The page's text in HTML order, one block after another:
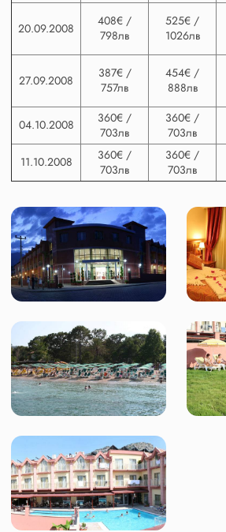
20.09.2008
408€ /
798лв
525€ /
1026лв
27.09.2008
387€ /
757лв
454€ /
888лв
04.10.2008
360€ /
703лв
360€ /
703лв
11.10.2008
360€ /
703лв
360€ /
703лв